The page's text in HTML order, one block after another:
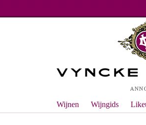
Wijnen Wijngids